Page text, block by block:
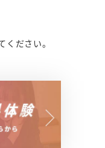
ください。